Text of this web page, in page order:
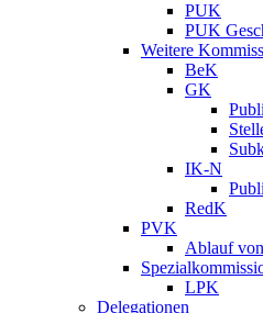
PUK
PUK
Weitere
BeK
GK
IK-N
RedK
PVK
Ablauf
LPK
Delegationen